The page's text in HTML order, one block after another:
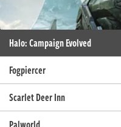
Halo: Campaign Evolved
Fogpiercer
Scarlet Deer Inn